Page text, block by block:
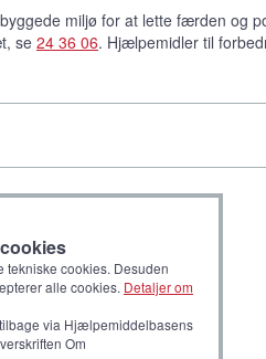
miljø for at lette færden og
se 24 36 06. Hjælpemidler til
cookies. Desuden
alle cookies. Detaljer om
via Hjælpemiddelbasens
Om